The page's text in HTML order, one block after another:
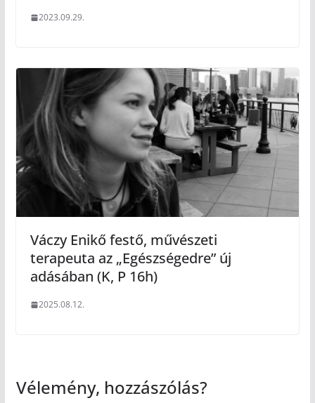
2023.09.29.
Váczy Enikő festő, művészeti
terapeuta az „Egészségedre” új
adásában (K, P 16h)
2025.08.12.
Vélemény, hozzászólás?